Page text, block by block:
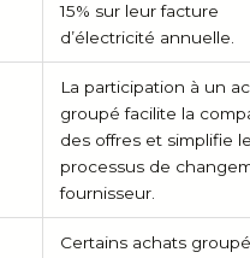
15% sur leur facture
d’électricité annuelle.
La participation à un
groupé facilite la
des offres et simplifie le
processus de
fournisseur.
Certains achats